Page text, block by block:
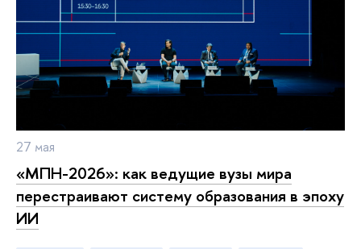
27 мая
«МПН-2026»: как ведущие вузы мира
перестраивают систему образования в эпоху
ИИ